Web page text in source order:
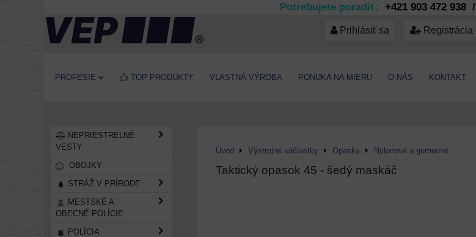
Potrebujete poradiť: +421 903 472 938 /
Prihlásiť sa Registrácia
PROFESIE TOP PRODUKTY VLASTNÁ VÝROBA PONUKA NA MIERU O NÁS KONTAKT
Úvod Výstrojné súčiastky Opasky Nylonové a gumenné
Taktický opasok 45 - šedý maskáč
NEPRIESTRELNÉ
VESTY
OBOJKY
STRÁŽ V PRÍRODE
MESTSKÉ A
OBECNÉ POLÍCIE
POLÍCIA